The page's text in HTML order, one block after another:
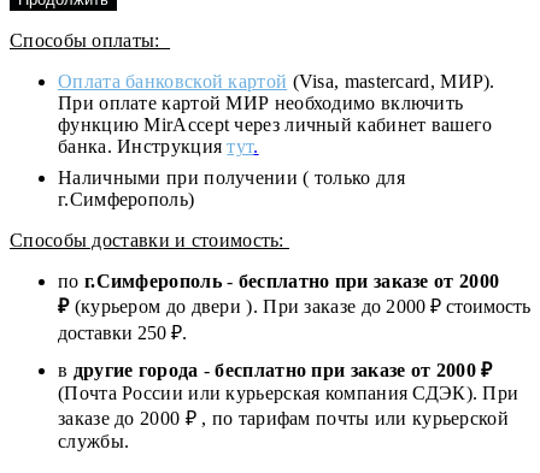
Способы оплаты:
Оплата банковской картой (Visa, mastercard, МИР).
При оплате картой МИР необходимо включить
функцию MirAccept через личный кабинет вашего
банка. Инструкциятут.
Наличными при получении ( только для
г.Симферополь)
Способы доставки и стоимость:
по г.Симферополь- бесплатно при заказе от 2000
₽(курьером до двери ). При заказе до 2000 ₽ стоимость
доставки 250 ₽.
в другие города -бесплатно при заказе от 2000 ₽
(Почта России или курьерская компания СДЭК). При
заказе до 2000 ₽ , по тарифам почты или курьерской
службы.